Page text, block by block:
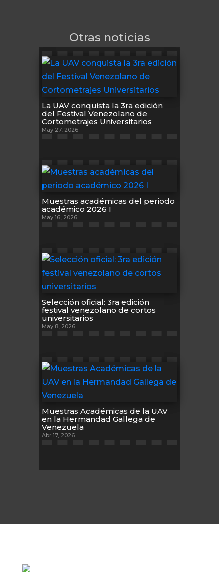
Otras noticias
La UAV conquista la 3ra edición
del Festival Venezolano de
Cortometrajes Universitarios
May 27, 2026
Muestras académicas del periodo
académico 2026 I
May 16, 2026
Selección oficial: 3ra edición
festival venezolano de cortos
universitarios
May 8, 2026
Muestras Académicas de la UAV
en la Hermandad Gallega de
Venezuela
Abr 17, 2026